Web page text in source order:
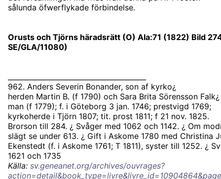
sålunda öfwerflykade förbindelse.
Orusts och Tjörns häradsrätt (O) AIa:71 (1822) Bild
SE/GLA/11080)
962. Anders Severin Bonander, son af kyrko¿
herden Martin B. (f 1790) och Sara Brita Sörensson Falk¿
man (f 1779); f. i Göteborg 3 jan. 1746; prestvigd 1769;
kyrkoherde i Tjörn 1807; tit. prost 1811; f 21 nov. 1825.
Brorson till 284. ¿ Svåger med 1062 och 1142. ¿ Om
slägt se under 613. ¿ Gift i Askome 1780 med Christina
Ekenstedt (f. i Askome 1761; T 1811), syster till 1252. ¿
1621 och 1735
Källa: sv.geneanet.org/archives/ouvrages?